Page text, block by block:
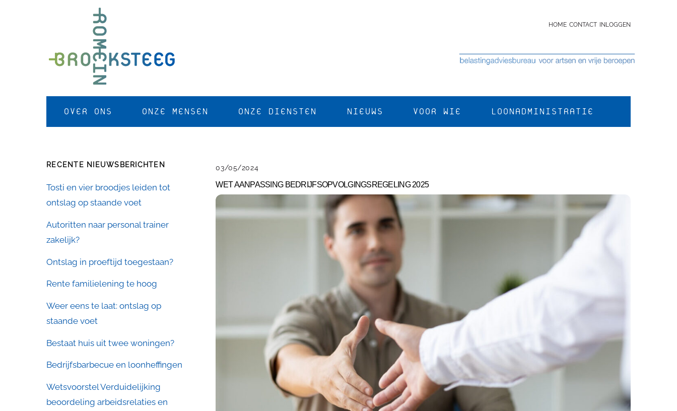
HOME CONTACT INLOGGEN
OVER ONS ONZE MENSEN ONZE DIENSTEN NIEUWS VOOR WIE LOONADMINISTRATIE
03/05/2024
WET AANPASSING BEDRIJFSOPVOLGINGSREGELING 2025
RECENTE NIEUWSBERICHTEN
Tosti en vier broodjes leiden tot
ontslag op staande voet
Autoritten naar personal trainer
zakelijk?
Ontslag in proeftijd toegestaan?
Rente familielening te hoog
Weer eens te laat: ontslag op
staande voet
Bestaat huis uit twee woningen?
Bedrijfsbarbecue en loonheffingen
Wetsvoorstel Verduidelijking
beoordeling arbeidsrelaties en